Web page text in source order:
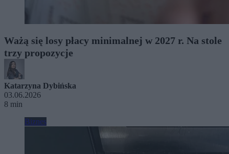
Ważą się losy płacy minimalnej w 2027 r. Na stole
trzy propozycje
Katarzyna Dybińska
03.06.2026
8 min
Biznes